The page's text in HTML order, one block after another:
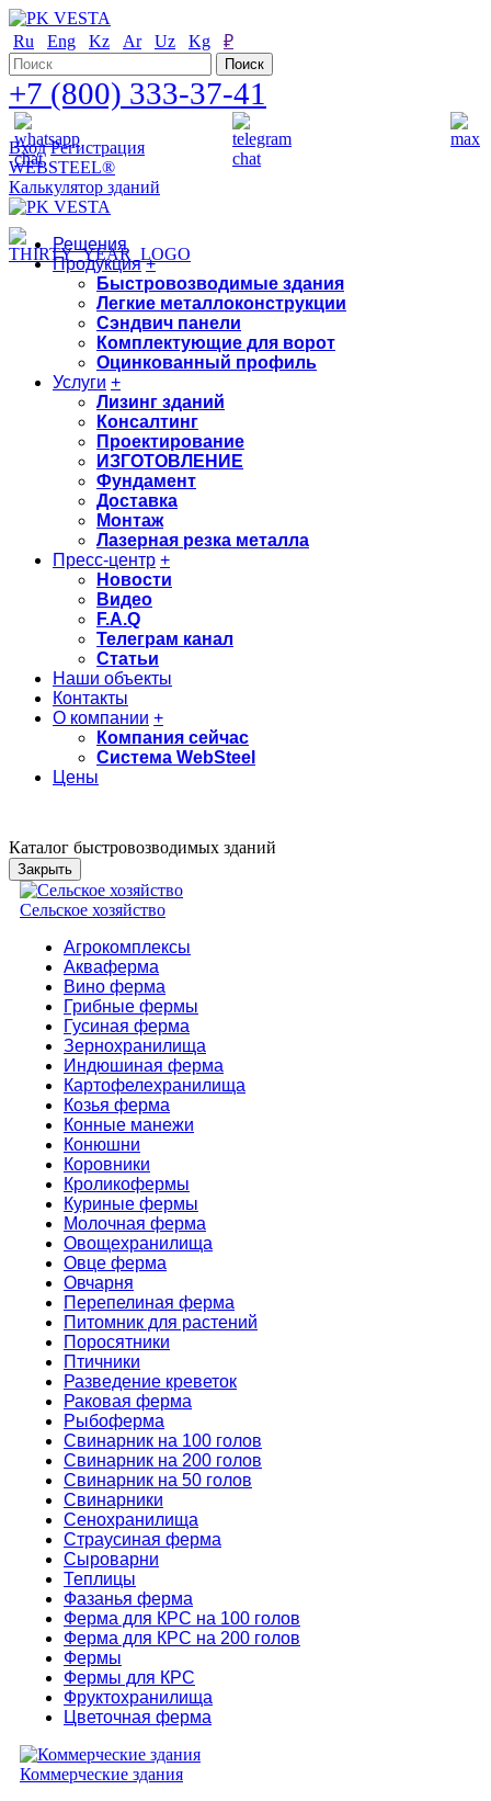
Ru Eng Kz Ar Uz Kg ₽
+7 (800) 333-37-41
Вход Регистрация
WEBSTEEL®
Калькулятор зданий
Решения
Продукция +
Быстровозводимые здания
Легкие металлоконструкции
Сэндвич панели
Комплектующие для ворот
Оцинкованный профиль
Услуги +
Лизинг зданий
Консалтинг
Проектирование
ИЗГОТОВЛЕНИЕ
Фундамент
Доставка
Монтаж
Лазерная резка металла
Пресс-центр +
Новости
Видео
F.A.Q
Телеграм канал
Статьи
Наши объекты
Контакты
О компании +
Компания сейчас
Система WebSteel
Цены
Каталог быстровозводимых зданий
Закрыть
Сельское хозяйство
Агрокомплексы
Акваферма
Вино ферма
Грибные фермы
Гусиная ферма
Зернохранилища
Индюшиная ферма
Картофелехранилища
Козья ферма
Конные манежи
Конюшни
Коровники
Кроликофермы
Куриные фермы
Молочная ферма
Овощехранилища
Овце ферма
Овчарня
Перепелиная ферма
Питомник для растений
Поросятники
Птичники
Разведение креветок
Раковая ферма
Рыбоферма
Свинарник на 100 голов
Свинарник на 200 голов
Свинарник на 50 голов
Свинарники
Сенохранилища
Страусиная ферма
Сыроварни
Теплицы
Фазанья ферма
Ферма для КРС на 100 голов
Ферма для КРС на 200 голов
Фермы
Фермы для КРС
Фруктохранилища
Цветочная ферма
Коммерческие здания